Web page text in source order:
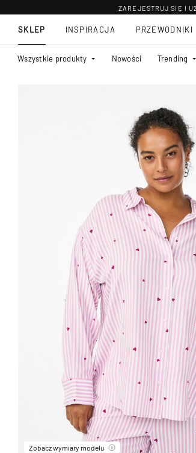
ZAREJESTRUJ SIĘ I
SKLEP
Wszystkie produkty Nowości Trending
INSPIRACJA PRZEWODNIKI
Zobacz wymiary modelu